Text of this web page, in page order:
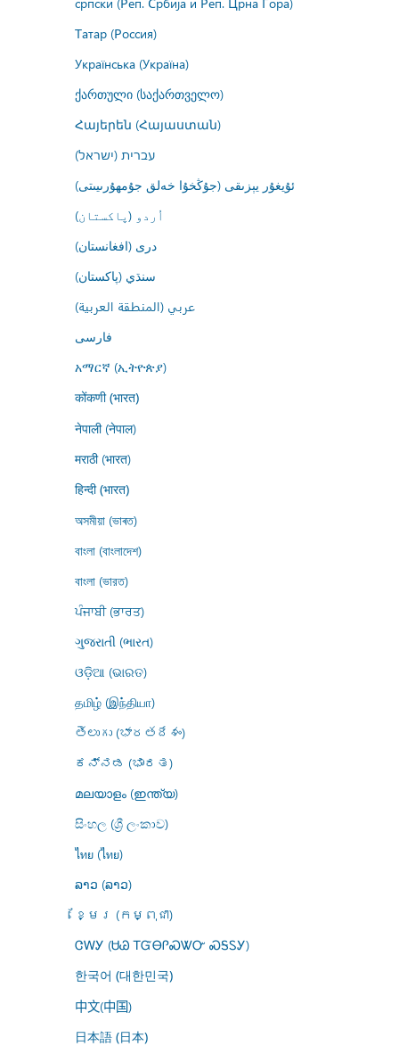
Татар (Россия)
Українська (Україна)
ქართული (საქართველო)
Հայերեն (Հայաստան)
עברית (ישראל)
ئۇيغۇر يېزىقى (جۇڭخۇا خەلق جۇمھۇرىيىتى)
اُردو (پاکستان)
درى (افغانستان)
سنڌي (پاکستان)
عربي (المنطقة العربية)
فارسى
አማርኛ (ኢትዮጵያ)
कोंकणी (भारत)
नेपाली (नेपाल)
मराठी (भारत)
हिन्दी (भारत)
অসমীয়া (ভাৰত)
বাংলা (বাংলাদেশ)
বাংলা (ভারত)
ਪੰਜਾਬੀ (ਭਾਰਤ)
ગુજરાતી (ભારત)
ଓଡ଼ିଆ (ଭାରତ)
தமிழ் (இந்தியா)
తెలుగు (భారతదేశం)
ಕನ್ನಡ (ಭಾರತ)
മലയാളം (ഇന്ത്യ)
සිංහල (ශ්‍රී ලංකාව)
ไทย (ไทย)
ລາວ (ລາວ)
ខ្មែរ (កម្ពុជា)
ᏣᎳᎩ (ᏌᏊ ᎢᏳᎾᎵᏍᏔᏅ ᏍᎦᏚᎩ)
한국어 (대한민국)
中文(中国)
日本語 (日本)